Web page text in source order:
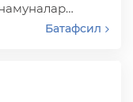
Батафсил